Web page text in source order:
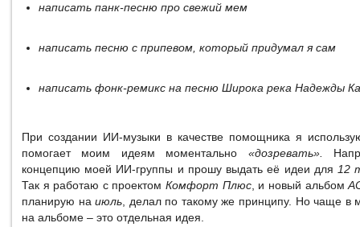
написать панк-песню про свежий мем
написать песню с припевом, который придумал я сам
написать фонк-ремикс на песню Широка река Надежды
При создании ИИ-музыки в качестве помощника я
помогает моим идеям моментально «дозревать».
концепцию моей ИИ-группы и прошу выдать её идеи для12
Так я работаю с проектомКомфорт Плюс, и новый альбом
планирую наиюль, делал по такому же принципу. Но чаще в
на альбоме – это отдельная идея.